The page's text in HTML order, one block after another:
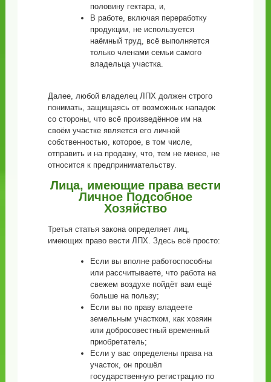
половину гектара, и,
В работе, включая переработку
продукции, не используется
наёмный труд, всё выполняется
только членами семьи самого
владельца участка.
Далее, любой владелец ЛПХ должен строго
понимать, защищаясь от возможных нападок
со стороны, что всё произведённое им на
своём участке является его личной
собственностью, которое, в том числе,
отправить и на продажу, что, тем не менее, не
относится к предпринимательству.
Лица, имеющие права вести
Личное Подсобное
Хозяйство
Третья статья закона определяет лиц,
имеющих право вести ЛПХ. Здесь всё просто:
Если вы вполне работоспособны
или рассчитываете, что работа на
свежем воздухе пойдёт вам ещё
больше на пользу;
Если вы по праву владеете
земельным участком, как хозяин
или добросовестный временный
приобретатель;
Если у вас определены права на
участок, он прошёл
государственную регистрацию по